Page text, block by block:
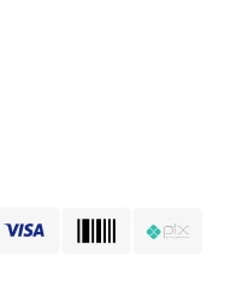
Fale com a LIA